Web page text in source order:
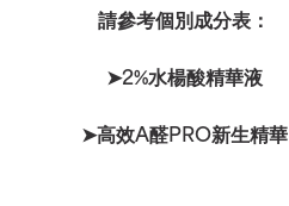
請參考個別成分表：
➤2%水楊酸精華液
➤高效A醛PRO新生精華